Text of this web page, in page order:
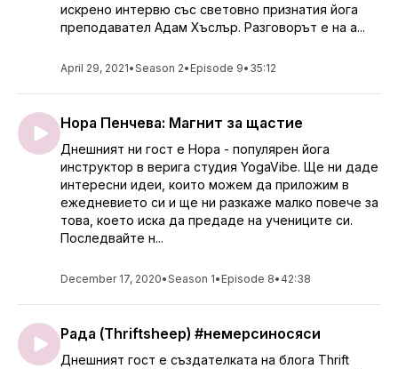
искрено интервю със световно признатия йога
преподавател Адам Хъслър. Разговорът е на а...
April 29, 2021•Season 2• Episode 9• 35:12
Нора Пенчева: Магнит за щастие
Днешният ни гост е Нора - популярен йога
инструктор в верига студия YogaVibe. Ще ни даде
интересни идеи, които можем да приложим в
ежедневието си и ще ни разкаже малко повече за
това, което иска да предаде на учениците си.
Последвайте н...
December 17, 2020•Season 1• Episode 8• 42:38
Рада (Thriftsheep) #немерсиносяси
Днешният гост е създателката на блога Thrift